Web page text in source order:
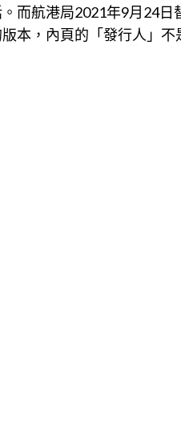
而航港局2021年9月24日
本，內頁的「發行人」